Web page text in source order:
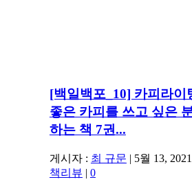
[백일백포_10] 카피라이
좋은 카피를 쓰고 싶은
하는 책 7권...
게시자 : 최 규문 | 5월 13, 2021
책리뷰 | 0